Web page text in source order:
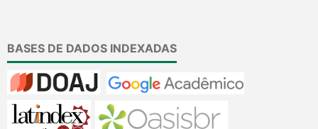
BASES DE DADOS INDEXADAS